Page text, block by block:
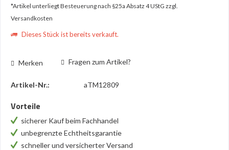
*Artikel unterliegt Besteuerung nach §25a Absatz 4 UStG zzgl.
Versandkosten
Dieses Stück ist bereits verkauft.
Merken Fragen zum Artikel?
Artikel-Nr.: aTM12809
Vorteile
sicherer Kauf beim Fachhandel
unbegrenzte Echtheitsgarantie
schneller und versicherter Versand